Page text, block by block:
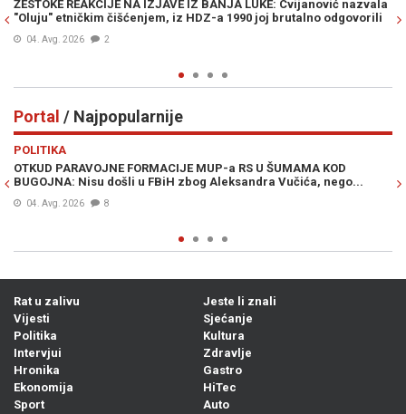
ŽESTOKE REAKCIJE NA IZJAVE IZ BANJA LUKE: Cvijanović nazvala
"Oluju" etničkim čišćenjem, iz HDZ-a 1990 joj brutalno odgovorili
04. Avg. 2026 2
Portal / Najpopularnije
POLITIKA
OTKUD PARAVOJNE FORMACIJE MUP-a RS U ŠUMAMA KOD
BUGOJNA: Nisu došli u FBiH zbog Aleksandra Vučića, nego...
04. Avg. 2026 8
Rat u zalivu
Vijesti
Politika
Intervjui
Hronika
Ekonomija
Sport
Jeste li znali
Sjećanje
Kultura
Zdravlje
Gastro
HiTec
Auto